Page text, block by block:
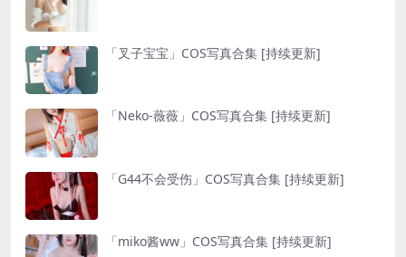
「叉子宝宝」COS写真合集 [持续更新]
「Neko-薇薇」COS写真合集 [持续更新]
「G44不会受伤」COS写真合集 [持续更新]
「miko酱ww」COS写真合集 [持续更新]